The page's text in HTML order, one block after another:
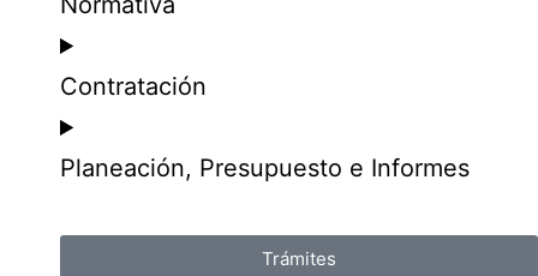
Contratación
Planeación, Presupuesto e Informes
Trámites